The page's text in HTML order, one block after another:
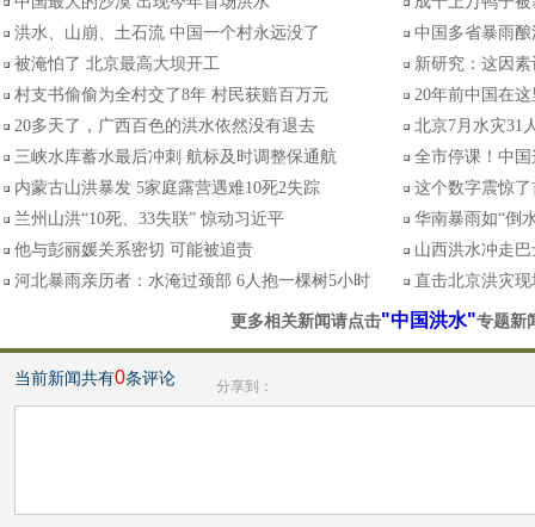
洪水、山崩、土石流 中国一个村永远没了
中国多省暴雨
被淹怕了 北京最高大坝开工
新研究：这因
村支书偷偷为全村交了8年 村民获赔百万元
20年前中国在
20多天了，广西百色的洪水依然没有退去
北京7月水灾31
三峡水库蓄水最后冲刺 航标及时调整保通航
全市停课！中
内蒙古山洪暴发 5家庭露营遇难10死2失踪
这个数字震惊
兰州山洪“10死、33失联” 惊动习近平
华南暴雨如“倒
他与彭丽媛关系密切 可能被追责
山西洪水冲走
河北暴雨亲历者：水淹过颈部 6人抱一棵树5小时
直击北京洪灾
更多相关新闻请点击"中国洪水"专题新
当前新闻共有0条评论 分享到：